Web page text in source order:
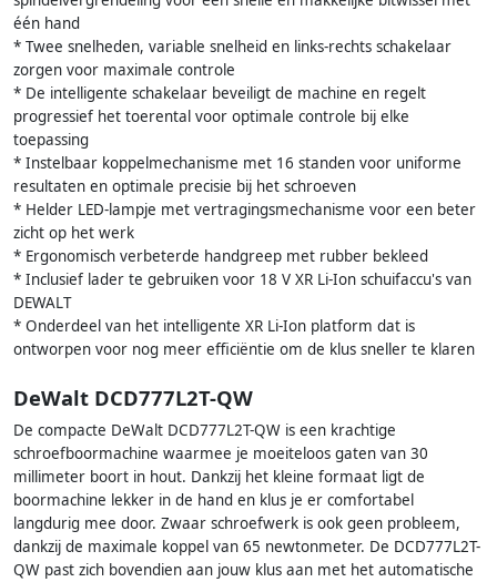
één hand
* Twee snelheden, variable snelheid en links-rechts schakelaar
zorgen voor maximale controle
* De intelligente schakelaar beveiligt de machine en regelt
progressief het toerental voor optimale controle bij elke
toepassing
* Instelbaar koppelmechanisme met 16 standen voor uniforme
resultaten en optimale precisie bij het schroeven
* Helder LED-lampje met vertragingsmechanisme voor een beter
zicht op het werk
* Ergonomisch verbeterde handgreep met rubber bekleed
* Inclusief lader te gebruiken voor 18 V XR Li-Ion schuifaccu's van
DEWALT
* Onderdeel van het intelligente XR Li-Ion platform dat is
ontworpen voor nog meer efficiëntie om de klus sneller te klaren
DeWalt DCD777L2T-QW
De compacte DeWalt DCD777L2T-QW is een krachtige
schroefboormachine waarmee je moeiteloos gaten van 30
millimeter boort in hout. Dankzij het kleine formaat ligt de
boormachine lekker in de hand en klus je er comfortabel
langdurig mee door. Zwaar schroefwerk is ook geen probleem,
dankzij de maximale koppel van 65 newtonmeter. De DCD777L2T-
QW past zich bovendien aan jouw klus aan met het automatische